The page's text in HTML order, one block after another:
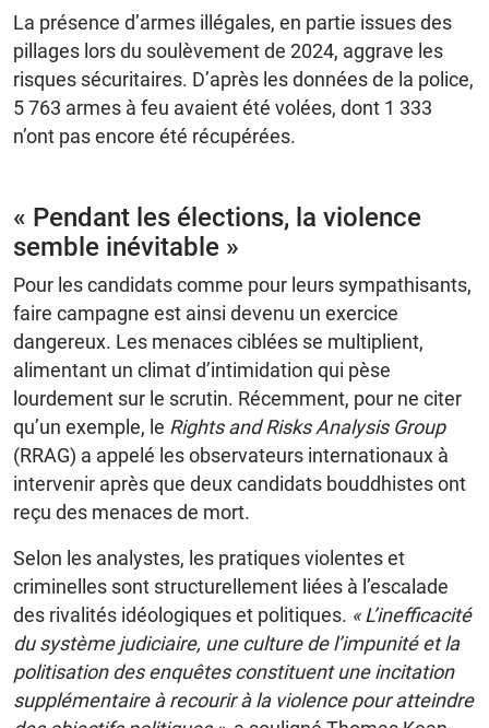
La présence d’armes illégales, en partie issues des
pillages lors du soulèvement de 2024, aggrave les
risques sécuritaires. D’après les données de la police,
5 763 armes à feu avaient été volées, dont 1 333
n’ont pas encore été récupérées.
« Pendant les élections, la violence
semble inévitable »
Pour les candidats comme pour leurs sympathisants,
faire campagne est ainsi devenu un exercice
dangereux. Les menaces ciblées se multiplient,
alimentant un climat d’intimidation qui pèse
lourdement sur le scrutin. Récemment, pour ne citer
qu’un exemple, le Rights and Risks Analysis Group
(RRAG) a appelé les observateurs internationaux à
intervenir après que deux candidats bouddhistes ont
reçu des menaces de mort.
Selon les analystes, les pratiques violentes et
criminelles sont structurellement liées à l’escalade
des rivalités idéologiques et politiques. « L’inefficacité
du système judiciaire, une culture de l’impunité et la
politisation des enquêtes constituent une incitation
supplémentaire à recourir à la violence pour atteindre